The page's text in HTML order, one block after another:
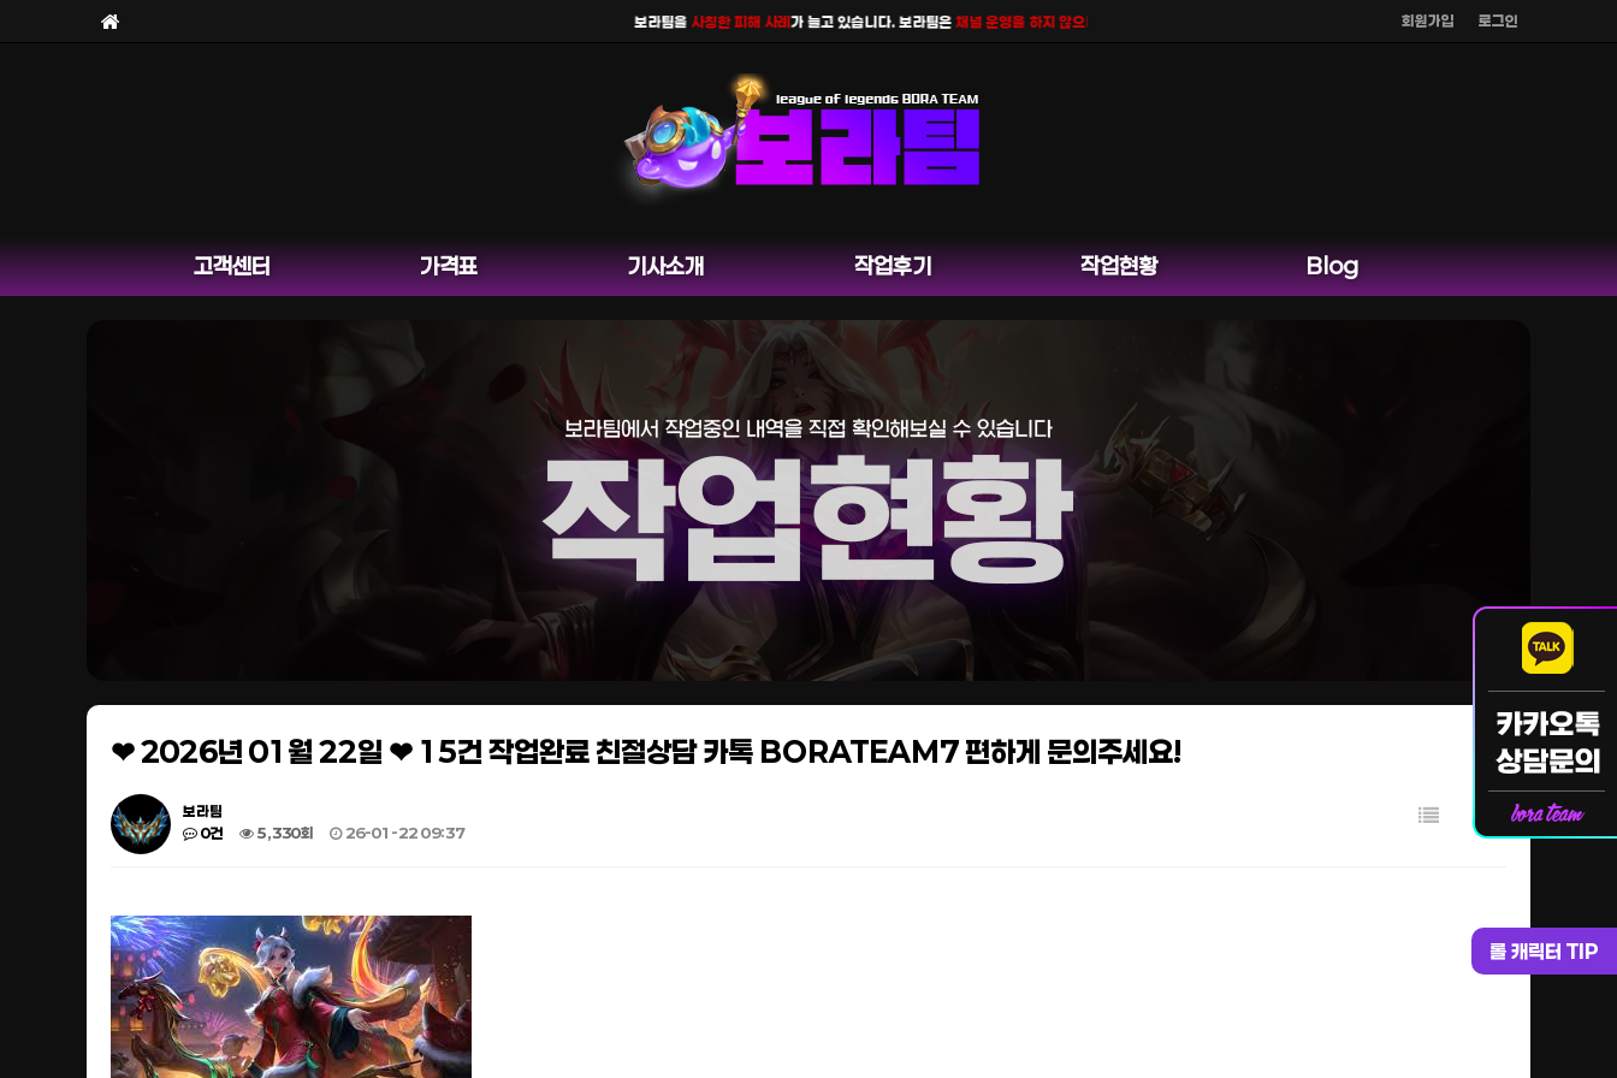
회원가입 로그인
보라팀을사칭한 피해 사례가 늘고 있습니다. 보라팀은채널 운영을 하지 않으며공식 홈페이지 카카오톡 외 다른 채팅은 운영하지 않습니다.
롤 캐릭터 TIP
고객센터 가격표 기사소개 작업후기 작업현황 Blog
❤ 2026년 01월 22일 ❤ 15건 작업완료 친절상담 카톡 BORATEAM7 편하게 문의주세요!
보라팀
0건
5,330회 26-01-22 09:37